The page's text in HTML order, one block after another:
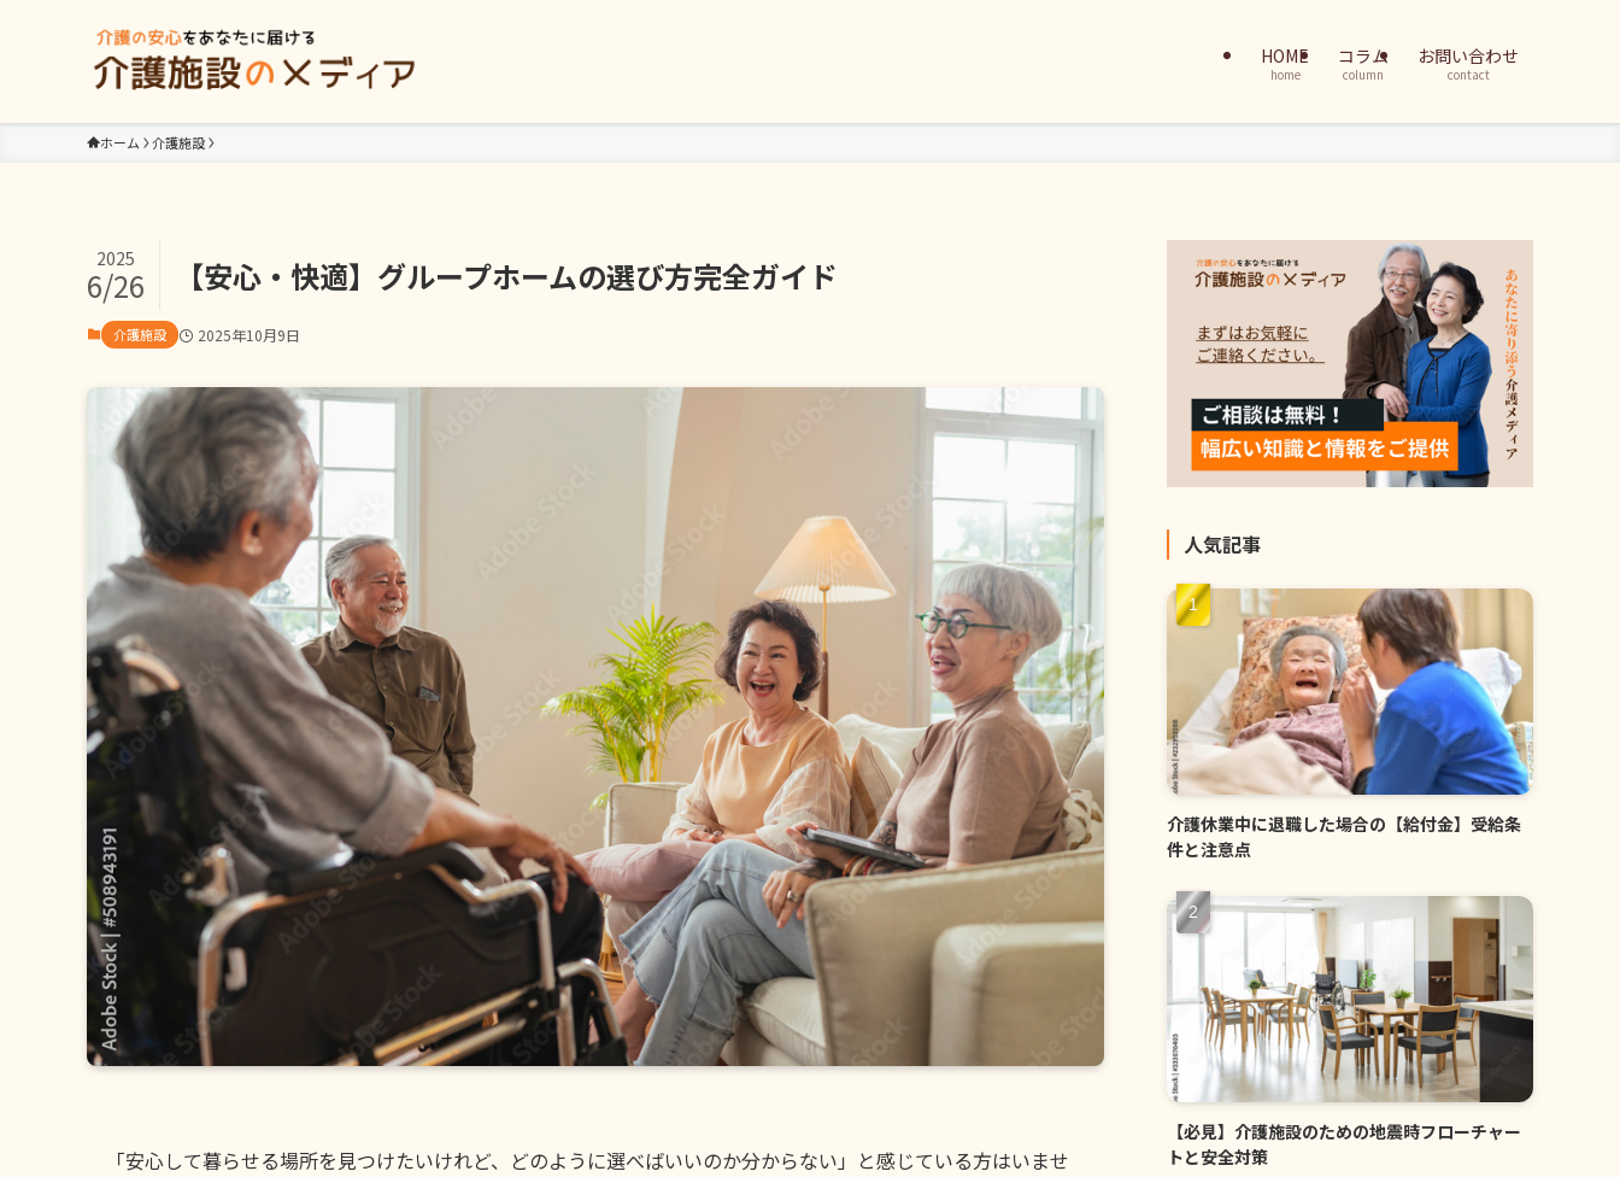
HOME
home
コラム
column
お問い合わせ
contact
ホーム 介護施設
【安心・快適】グループホームの選び方完全ガイド
2025
6/26
介護施設 2025年10月9日
「安心して暮らせる場所を見つけたいけれど、どのように選べばいいのか分からない」と感じている方はいませ
人気記事
介護休業中に退職した場合の【給付金】受給条
件と注意点
【必見】介護施設のための地震時フローチャー
トと安全対策